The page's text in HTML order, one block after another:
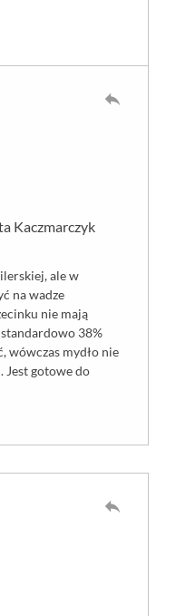
Kaczmarczyk
ale w
na wadze
nie mają
38%
wówczas mydło nie
Jest gotowe do
reply
reply